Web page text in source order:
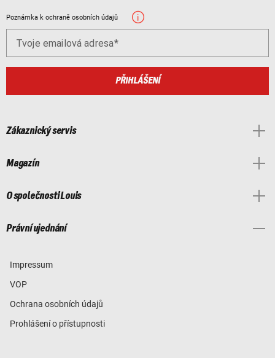
Poznámka k ochraně osobních údajů
Tvoje emailová adresa
PŘIHLÁŠENÍ
Zákaznický servis
Magazín
O společnosti Louis
Právní ujednání
Impressum
VOP
Ochrana osobních údajů
Prohlášení o přístupnosti